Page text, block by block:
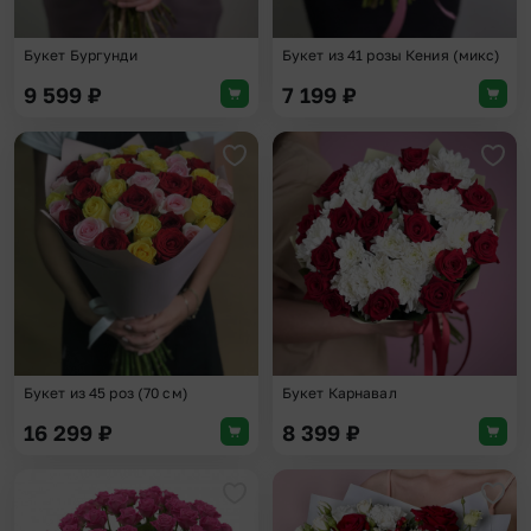
Букет Бургунди
9 599 ₽
Букет из 41 розы Кения (микс)
7 199 ₽
Добавить в избранное
Букет из 45 роз (70 см)
16 299 ₽
Букет Карнавал
8 399 ₽
Добавить в избранное